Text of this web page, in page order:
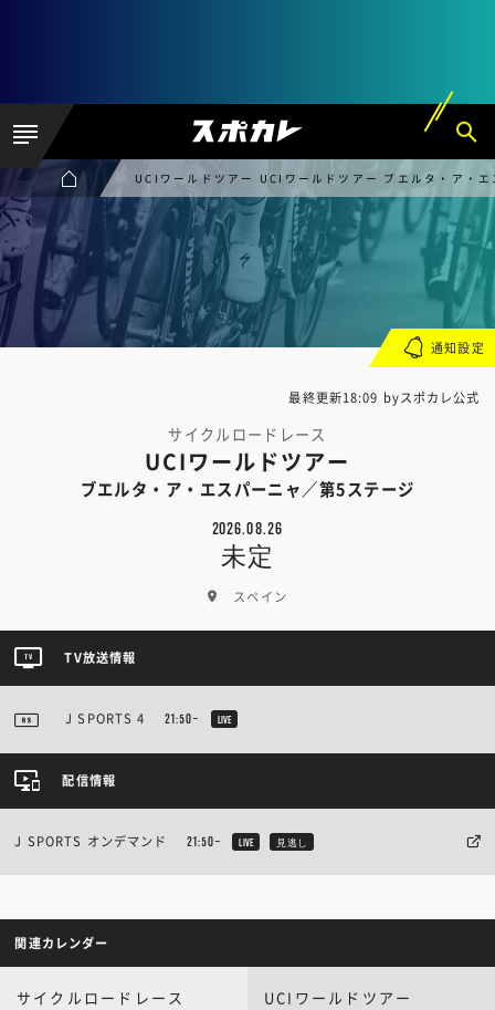
UCIワールドツアー UCIワールドツアー ブエルタ・ア・
最終更新18:09 byスポカレ公式
サイクルロードレース
UCIワールドツアー
ブエルタ・ア・エスパーニャ／第5ステージ
2026.08.26
未定
スペイン
通知設定
TV放送情報
J SPORTS 4 21:50~ LIVE
配信情報
J SPORTS オンデマンド 21:50~ LIVE 見逃し
関連カレンダー
サイクルロードレース UCIワールドツアー